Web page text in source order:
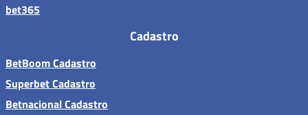
bet365
Cadastro
BetBoom Cadastro
Superbet Cadastro
Betnacional Cadastro